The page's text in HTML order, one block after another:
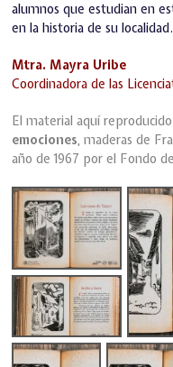
alumnos que estudian en
en la historia de su localidad.
Mtra. Mayra Uribe
Coordinadora de las
El material aquí
emociones, maderas de
año de 1967 por el Fondo